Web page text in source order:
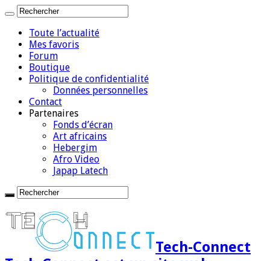
Toute l’actualité
Mes favoris
Forum
Boutique
Politique de confidentialité
Données personnelles
Contact
Partenaires
Fonds d’écran
Art africains
Hebergim
Afro Video
Japap Latech
Tech-Connect